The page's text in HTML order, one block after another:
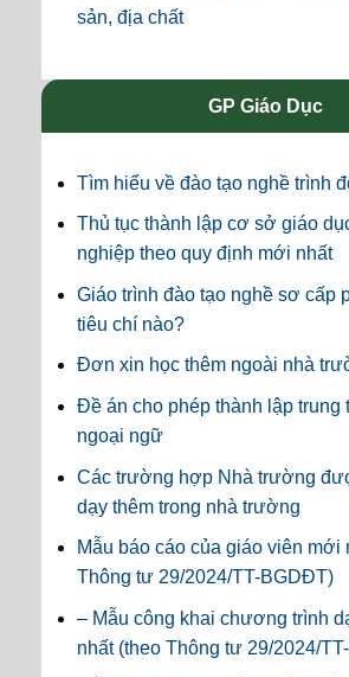
sản, địa chất
GP Giáo Dục
Tìm hiểu về đào tạo nghề trình
Thủ tục thành lập cơ sở giáo
nghiệp theo quy định mới nhất
Giáo trình đào tạo nghề sơ cấp
tiêu chí nào?
Đơn xin học thêm ngoài nhà
Đề án cho phép thành lập trung
ngoại ngữ
Các trường hợp Nhà trường
dạy thêm trong nhà trường
Mẫu báo cáo của giáo viên mới
Thông tư 29/2024/TT-BGDĐT)
– Mẫu công khai chương trình
nhất (theo Thông tư 29/2024/